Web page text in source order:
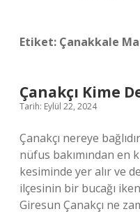
Etiket: Çanakkale
Çanakçı Kime
Tarih: Eylül 22, 2024
Çanakçı nereye
nüfus bakımından en
kesiminde yer alır ve
ilçesinin bir bucağı
Giresun Çanakçı ne